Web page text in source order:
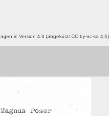
in Version 4.0 (abgekürzt CC by-nc-sa